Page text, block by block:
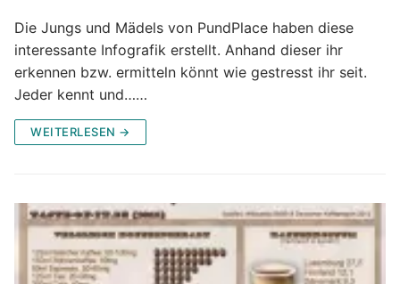
Die Jungs und Mädels von PundPlace haben diese
interessante Infografik erstellt. Anhand dieser ihr
erkennen bzw. ermitteln könnt wie gestresst ihr seit.
Jeder kennt und……
WEITERLESEN →